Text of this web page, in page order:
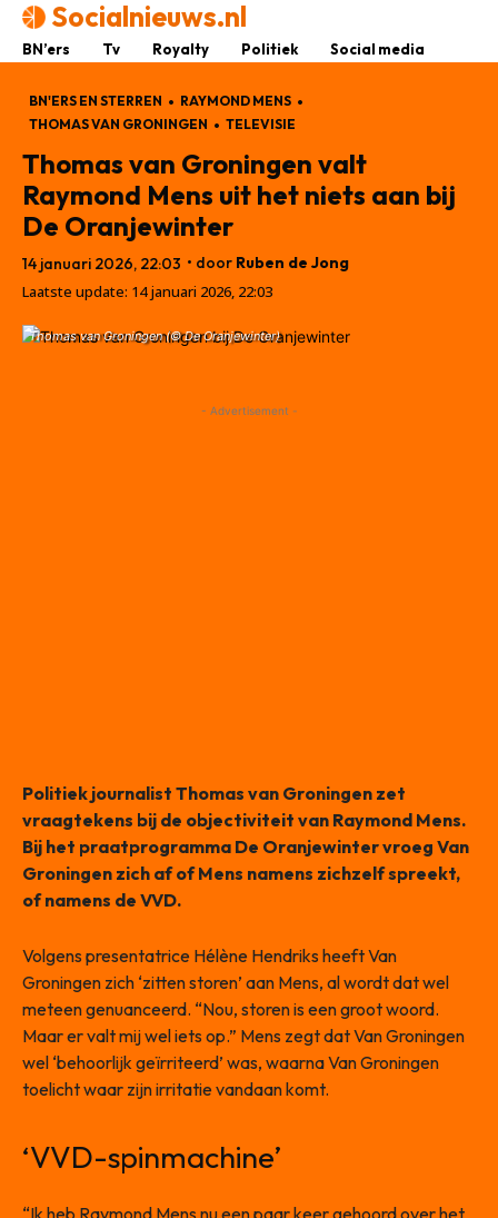
Socialnieuws.nl
BN’ers Tv Royalty Politiek Social media
BN'ERS EN STERREN
RAYMOND MENS
THOMAS VAN GRONINGEN
TELEVISIE
Thomas van Groningen valt
Raymond Mens uit het niets aan bij
De Oranjewinter
14 januari 2026, 22:03 • door Ruben de Jong
Laatste update: 14 januari 2026, 22:03
Thomas van Groningen (© De Oranjewinter)
- Advertisement -
Politiek journalist Thomas van Groningen zet
vraagtekens bij de objectiviteit van Raymond Mens.
Bij het praatprogramma De Oranjewinter vroeg Van
Groningen zich af of Mens namens zichzelf spreekt,
of namens de VVD.
Volgens presentatrice Hélène Hendriks heeft Van
Groningen zich ‘zitten storen’ aan Mens, al wordt dat wel
meteen genuanceerd. “Nou, storen is een groot woord.
Maar er valt mij wel iets op.” Mens zegt dat Van Groningen
wel ‘behoorlijk geïrriteerd’ was, waarna Van Groningen
toelicht waar zijn irritatie vandaan komt.
‘VVD-spinmachine’
“Ik heb Raymond Mens nu een paar keer gehoord over het